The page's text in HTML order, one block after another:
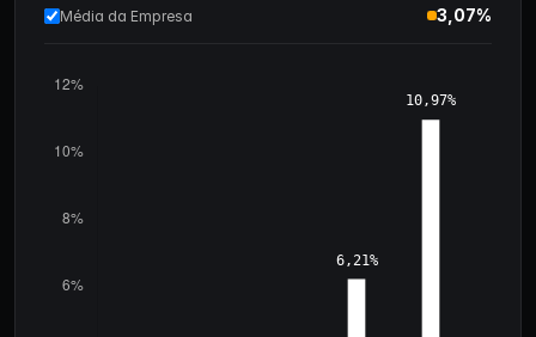
Média da Empresa 3,07%